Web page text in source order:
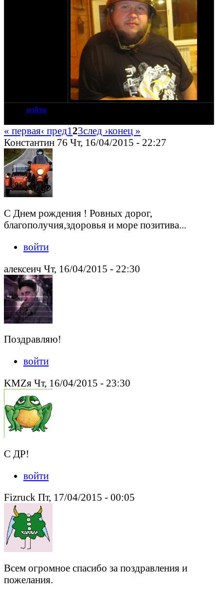
войти
« первая‹ пред123след ›конец »
Константин 76 Чт, 16/04/2015 - 22:27
С Днем рождения ! Ровных дорог,
благополучия,здоровья и море позитива...
войти
алексеич Чт, 16/04/2015 - 22:30
Поздравляю!
войти
KMZя Чт, 16/04/2015 - 23:30
С ДР!
войти
Fizruck Пт, 17/04/2015 - 00:05
Всем огромное спасибо за поздравления и
пожелания.